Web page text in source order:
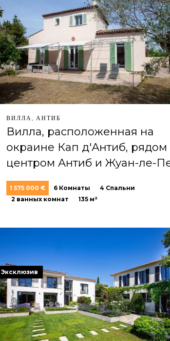
ВИЛЛА, АНТИБ
Вилла, расположенная на
окраине Кап д'Антиб, рядом
центром Антиб и Жуан-ле-
1 575 000 € 6 Комнаты
4 Спальни
2 ванных комнат
135 м²
Эксклюзив